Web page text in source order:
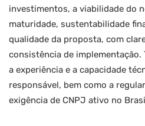
investimentos, a viabilidade do
maturidade, sustentabilidade
qualidade da proposta, com
consistência de implementação.
a experiência e a capacidade
responsável, bem como a
exigência de CNPJ ativo no